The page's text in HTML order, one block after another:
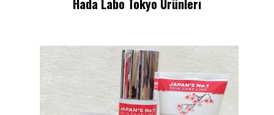
Hada Labo Tokyo Ürünleri